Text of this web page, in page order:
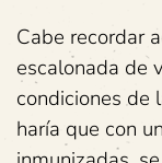
Cabe recordar
escalonada de
condiciones de
haría que con